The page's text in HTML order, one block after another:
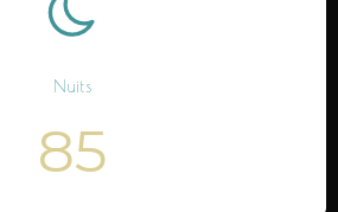
Nuits
85